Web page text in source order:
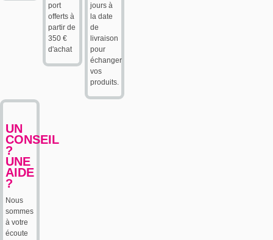
port
offerts à
partir de
350 €
d'achat
jours à
la date
de
livraison
pour
échanger
vos
produits.
UN
CONSEIL
?
UNE
AIDE
?
Nous
sommes
à votre
écoute